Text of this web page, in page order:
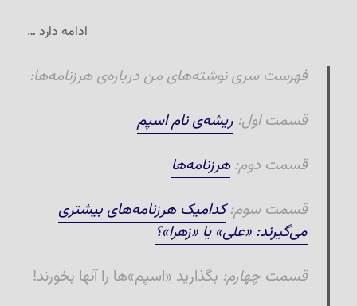
ادامه دارد …
فهرست سری نوشته‌های من درباره‌ی هرزنامه‌ها:
قسمت اول:ریشه‌ی نام اسپم
قسمت دوم:هرزنامه‌ها
قسمت سوم:کدامیک هرزنامه‌های بیشتری
می‌گیرند: «علی» یا «زهرا»؟
قسمت چهارم: بگذارید «اسپم»ها را آنها بخورند!